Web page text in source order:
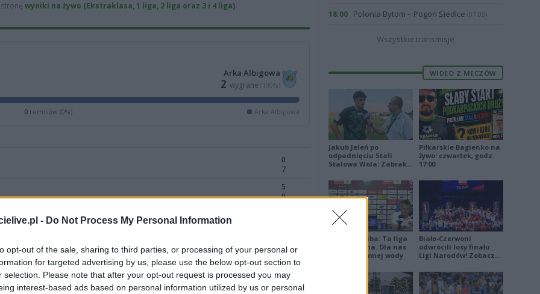
- Do Not Process My Personal Information
opt-out of the sale, sharing to third parties, or processing of your personal or
for targeted advertising by us, please use the below opt-out section to
selection. Please note that after your opt-out request is processed you may
interest-based ads based on personal information utilized by us or personal
wyniki na żywo (Ekstraklasa, 1 liga, 2 liga oraz 3 i 4 liga).
Arka Albigowa
2 wygrane (100%)
0 remisów (0%) Arka Albigowa
0
7
5
0
FORMA
16 34 11 1 4 52-22
15 32 2 3 47-19
18:00 Polonia Bytom – Pogoń Siedlce (07.08)
Wszystkie transmisje
WIDEO Z MECZÓW
Jakub Jeleń po
odpadnięciu Stali
Stalowa Wola: Zabrakło
Piłkarskie Bagienko na
żywo: czwartek, godz.
17:00
Damian Skiba: Ta liga
jest brutalna. Dla nas
to kubeł zimnej wody
Biało-Czerwoni
odwrócili losy finału
Ligi Narodów! Zobacz